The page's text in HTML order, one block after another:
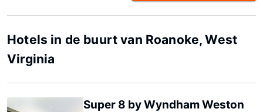
Hotels in de buurt van Roanoke, West
Virginia
Super 8 by Wyndham Weston